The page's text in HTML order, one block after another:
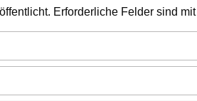
Erforderliche Felder sind mit